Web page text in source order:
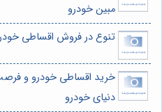
مبین خودرو
تنوع در فروش اقساطی
خرید اقساطی خودرو و
دنیای خودرو